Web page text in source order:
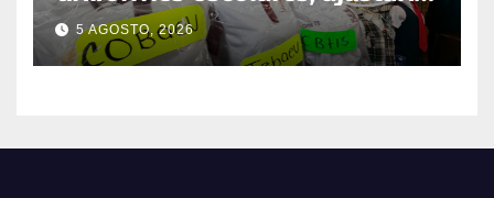
promociones
5 AGOSTO, 2026